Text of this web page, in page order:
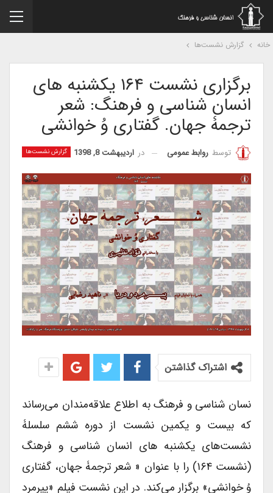
گزارش نشست‌ها
برگزاری نشست ۱۶۴ یکشنبه های
انسان شناسی و فرهنگ: شعر
ترجمۀ جهان. گفتاری وُ خوانشی
گزارش نشست‌ها توسطروابط عمومی دراردیبهشت 8, 1398
اشتراک گذاشتن
نسان شناسی و فرهنگ به اطلاع علاقه‌مندان می‌رساند
که بیست و یکمین نشست از دوره ششم سلسلۀ
نشست‌های یکشنبه‌ های انسان شناسی و فرهنگ
(نشست ۱۶۴) را با عنوان « شعر ترجمۀ جهان، گفتاری
وُ خوانشی» برگزار می‌کند. در این نشست فیلم «پیرمرد